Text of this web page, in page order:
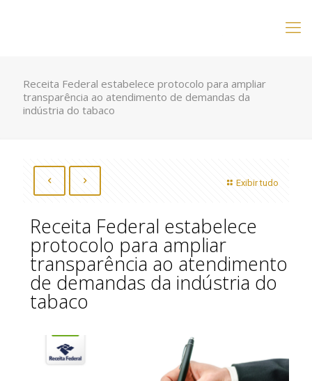
Receita Federal estabelece protocolo para ampliar
transparência ao atendimento de demandas da
indústria do tabaco
Exibir tudo
Receita Federal estabelece
protocolo para ampliar
transparência ao atendimento
de demandas da indústria do
tabaco